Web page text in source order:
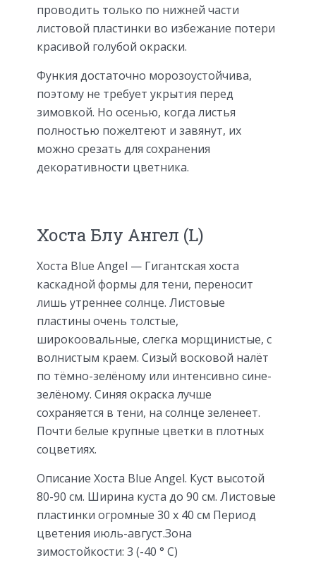
проводить только по нижней части
листовой пластинки во избежание потери
красивой голубой окраски.
Функия достаточно морозоустойчива,
поэтому не требует укрытия перед
зимовкой. Но осенью, когда листья
полностью пожелтеют и завянут, их
можно срезать для сохранения
декоративности цветника.
Хоста Блу Ангел (L)
Хоста Blue Angel — Гигантская хоста
каскадной формы для тени, переносит
лишь утреннее солнце. Листовые
пластины очень толстые,
широкоовальные, слегка морщинистые, с
волнистым краем. Сизый восковой налёт
по тёмно-зелёному или интенсивно сине-
зелёному. Синяя окраска лучше
сохраняется в тени, на солнце зеленеет.
Почти белые крупные цветки в плотных
соцветиях.
Описание Хоста Blue Angel. Куст высотой
80-90 см. Ширина куста до 90 см. Листовые
пластинки огромные 30 х 40 см Период
цветения июль-август.Зона
зимостойкости: 3 (-40 ° С)